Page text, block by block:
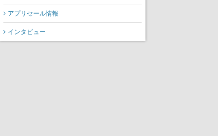
アプリセール情報
インタビュー